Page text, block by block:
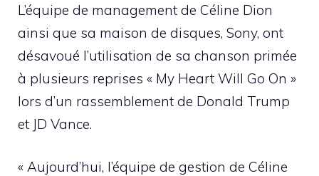
L’équipe de management de Céline Dion
ainsi que sa maison de disques, Sony, ont
désavoué l’utilisation de sa chanson primée
à plusieurs reprises « My Heart Will Go On »
lors d’un rassemblement de Donald Trump
et JD Vance.
« Aujourd’hui, l’équipe de gestion de Céline